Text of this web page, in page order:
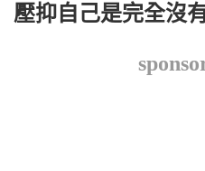
壓抑自己是完全沒